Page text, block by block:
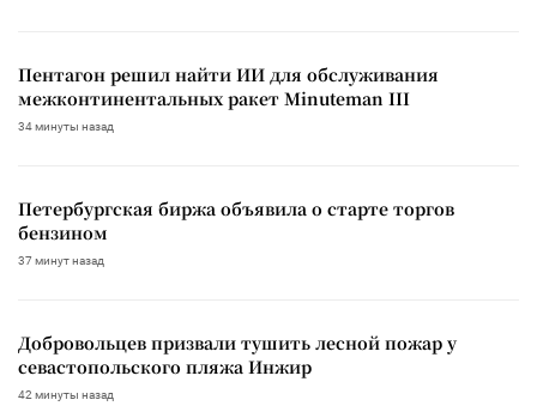
Пентагон решил найти ИИ для обслуживания
межконтинентальных ракет Minuteman III
34 минуты назад
Петербургская биржа объявила о старте торгов
бензином
37 минут назад
Добровольцев призвали тушить лесной пожар у
севастопольского пляжа Инжир
42 минуты назад